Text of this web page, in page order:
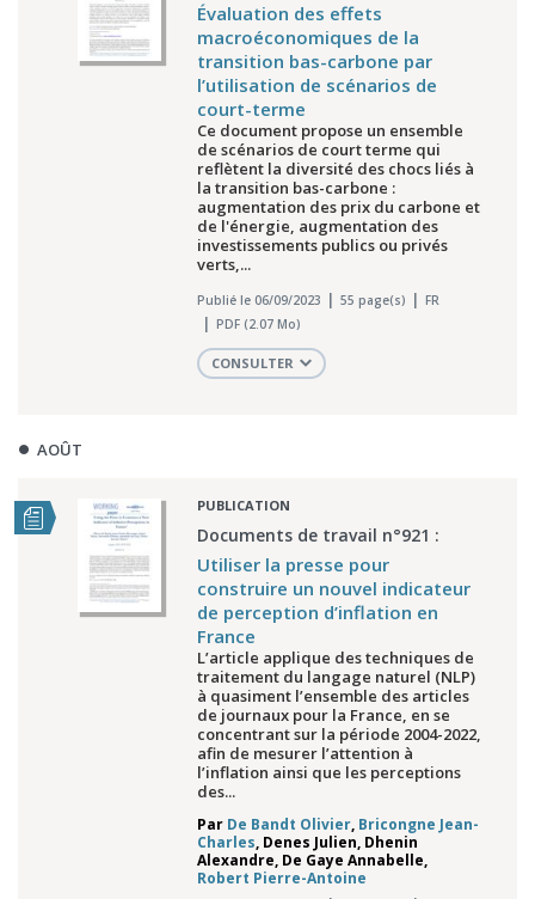
Évaluation des effets
macroéconomiques de la
transition bas-carbone par
l’utilisation de scénarios de
court-terme
Ce document propose un ensemble
de scénarios de court terme qui
reflètent la diversité des chocs liés à
la transition bas-carbone :
augmentation des prix du carbone et
de l'énergie, augmentation des
investissements publics ou privés
verts,...
Publié le 06/09/2023 55 page(s)
FR
PDF (2.07 Mo)
CONSULTER
AOÛT
PUBLICATION
Documents de travail n°921 :
Utiliser la presse pour
construire un nouvel indicateur
de perception d’inflation en
France
L’article applique des techniques de
traitement du langage naturel (NLP)
à quasiment l’ensemble des articles
de journaux pour la France, en se
concentrant sur la période 2004-2022,
afin de mesurer l’attention à
l’inflation ainsi que les perceptions
des...
Par De Bandt Olivier, Bricongne Jean-
Charles, Denes Julien, Dhenin
Alexandre, De Gaye Annabelle,
Robert Pierre-Antoine